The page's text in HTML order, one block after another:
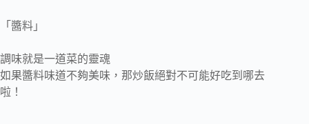
「醬料」
調味就是一道菜的靈魂
如果醬料味道不夠美味，那炒飯絕對不可能好吃到哪去
啦！